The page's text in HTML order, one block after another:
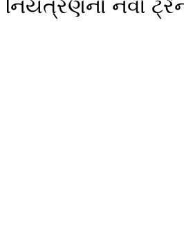
નિયંત્રણનો નવો